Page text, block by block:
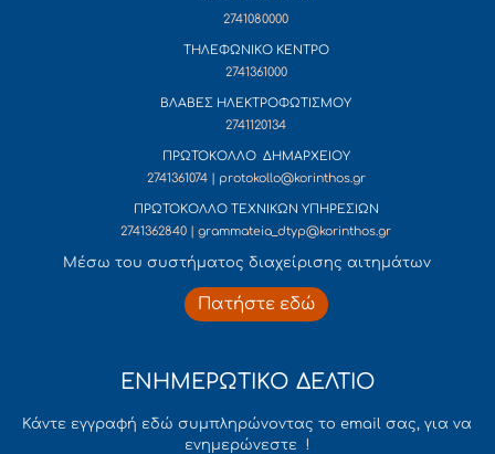
2741080000
ΤΗΛΕΦΩΝΙΚΟ ΚΕΝΤΡΟ
2741361000
ΒΛΑΒΕΣ ΗΛΕΚΤΡΟΦΩΤΙΣΜΟΥ
2741120134
ΠΡΩΤΟΚΟΛΛΟ ΔΗΜΑΡΧΕΙΟΥ
2741361074 | protokollo@korinthos.gr
ΠΡΩΤΟΚΟΛΛΟ ΤΕΧΝΙΚΩΝ ΥΠΗΡΕΣΙΩΝ
2741362840 | grammateia_dtyp@korinthos.gr
Mέσω του συστήματος διαχείρισης αιτημάτων
Πατήστε εδώ
ΕΝΗΜΕΡΩΤΙΚΟ ΔΕΛΤΙΟ
Κάντε εγγραφή εδώ συμπληρώνοντας το email σας, για να
ενημερώνεστε !